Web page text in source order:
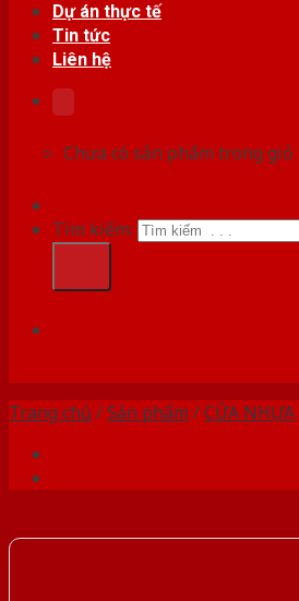
Dự án thực tế
Tin tức
Liên hệ
Chưa có sản phẩm trong giỏ
Tìm kiếm:
Trang chủ /Sản phẩm /CỬA NHỰA